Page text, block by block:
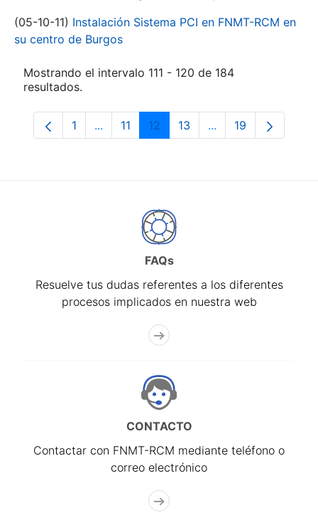
(05-10-11) Instalación Sistema PCI en FNMT-RCM en
su centro de Burgos
Mostrando el intervalo 111 - 120 de 184
resultados.
Página
1 ...Páginas intermedias Use TAB para
Página
11 Página
12 Página
13 ...PáginasPágina
19
FAQs
Resuelve tus dudas referentes a los diferentes
procesos implicados en nuestra web
CONTACTO
Contactar con FNMT-RCM mediante teléfono o
correo electrónico